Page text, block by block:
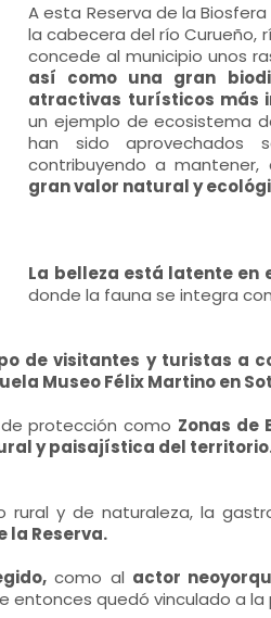
A esta Reserva de la Biosfera
la cabecera del río Curueño,
concede al municipio unos
así como una gran
atractivas turísticos más
un ejemplo de ecosistema
han sido aprovechados
contribuyendo a mantener,
gran valor natural y
La belleza está latente en
donde la fauna se integra
de visitantes y turistas a
Museo Félix Martino en
protección como Zonas de
y paisajística del
y de naturaleza, la
la Reserva.
como al actor
entonces quedó vinculado a la